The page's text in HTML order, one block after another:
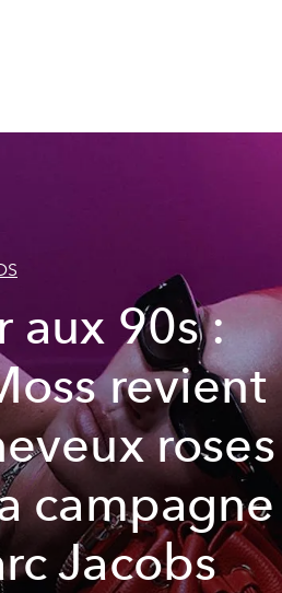
aux 90s :
revient
roses
campagne
Jacobs